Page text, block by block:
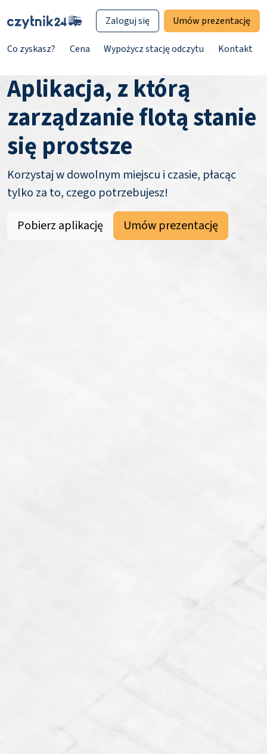
Co zyskasz? Cena Wypożycz stację odczytu Kontakt
Zaloguj się Umów prezentację
Aplikacja, z którą
zarządzanie flotą stanie
się prostsze
Korzystaj w dowolnym miejscu i czasie, płacąc
tylko za to, czego potrzebujesz!
Pobierz aplikację
Umów prezentację